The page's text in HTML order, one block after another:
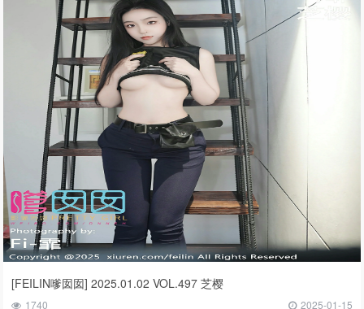
[FEILIN嗲囡囡] 2025.01.02 VOL.497 芝樱
1740 2025-01-15